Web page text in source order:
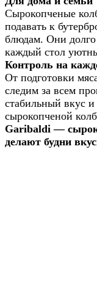
Сырокопченые
подавать к
блюдам. Они долго
каждый стол
Контроль на
От подготовки
следим за всем
стабильный вкус
сырокопченой
Garibaldi —
делают будни